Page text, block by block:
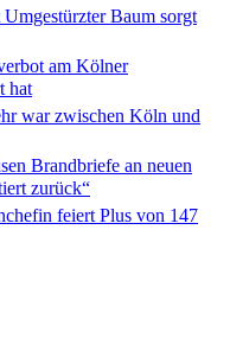
Umgestürzter Baum sorgt
am Kölner
hat
war zwischen Köln und
Brandbriefe an neuen
zurück“
feiert Plus von 147